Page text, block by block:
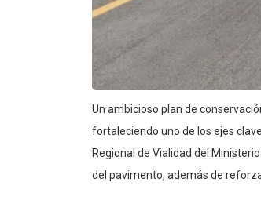
Un ambicioso plan de
fortaleciendo uno de los ejes
Regional de Vialidad del
del pavimento, además de